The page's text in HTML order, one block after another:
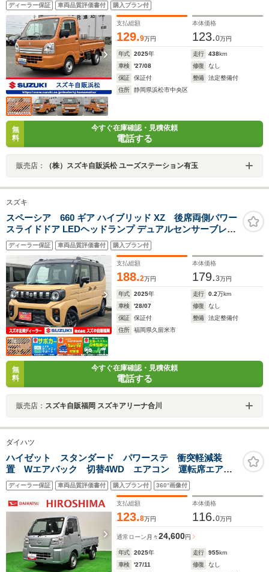
ディーラー保証 車両品質評価書付 購入プラン付
支払総額
129.9万円
本体価格
123.0万円
年式 2025年 走行 438km
車検
'27/08 修復
なし
保証
保証付 整備
法定整備付
住所
静岡県浜松市中央区
無
料
今すぐ在庫確認・見積依頼
電話する
販売店： （株）スズキ自販浜松 ユーズステーション有玉
スズキ
スペーシア 660 ギア ハイブリッド XZ 後席両側パワー
スライドドア LEDヘッドランプ デュアルセンサーブレー
キサポートII 14インチアルミホイール ガンメタリック2ト
ーン
ディーラー保証 車両品質評価書付 購入プラン付
支払総額
188.2万円
本体価格
179.3万円
年式 2025年 走行 0.2万km
車検
'28/07 修復
なし
保証
保証付 整備
法定整備付
住所
福岡県久留米市
無
料
今すぐ在庫確認・見積依頼
電話する
販売店： スズキ自販福岡 スズキアリーナ合川
ダイハツ
ハイゼット スタンダード パワーステ 衝突軽減装
置 Wエアバック 切替4WD エアコン 運転席エアバ
ッグ アイドリングストップ付き オートライト
ABS ESCステ 衝突軽減装置 Wエアバック
ディーラー保証 車両品質評価書付 購入プラン付 360°画像付
支払総額
123.8万円
本体価格
116.0万円
通常ローン 月々24,600円
年式 2025年 走行 955km
車検
'27/11 修復
なし